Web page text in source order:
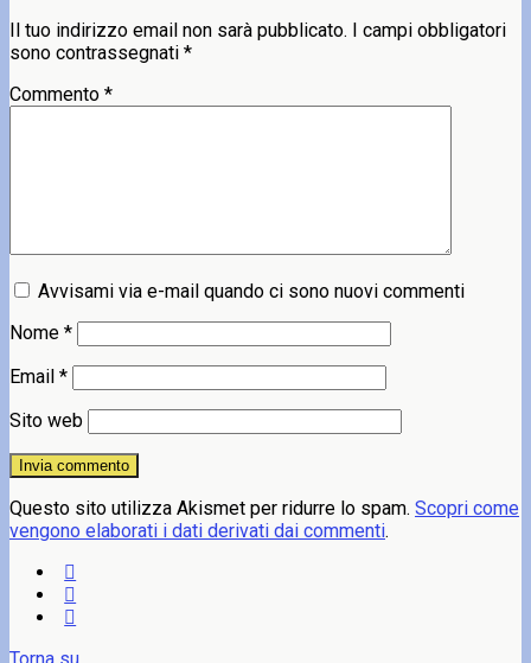
Il tuo indirizzo email non sarà pubblicato. I campi obbligatori
sono contrassegnati *
Commento *
Avvisami via e-mail quando ci sono nuovi commenti
Nome *
Email *
Sito web
Questo sito utilizza Akismet per ridurre lo spam. Scopri come
vengono elaborati i dati derivati dai commenti.
Torna su